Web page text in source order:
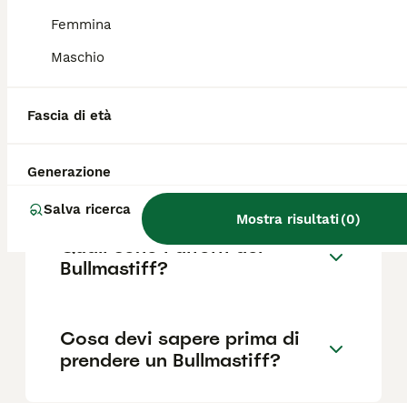
Femmina
Maschio
Fascia di età
Generazione
Salva ricerca
Mostra risultati(0)
Quanto dura la vita di un
Bullmastiff?
Quali sono i difetti del
Bullmastiff?
Cosa devi sapere prima di
prendere un Bullmastiff?